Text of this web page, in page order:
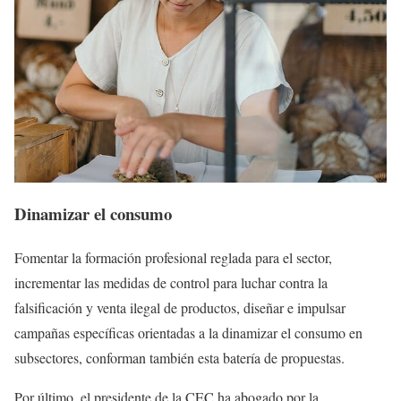
Dinamizar el consumo
Fomentar la formación profesional reglada para el sector,
incrementar las medidas de control para luchar contra la
falsificación y venta ilegal de productos, diseñar e impulsar
campañas específicas orientadas a la dinamizar el consumo en
subsectores, conforman también esta batería de propuestas.
Por último, el presidente de la CEC ha abogado por la